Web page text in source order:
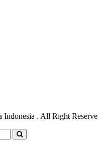
. All Right Reserve